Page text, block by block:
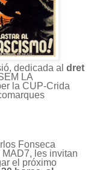
dedicada al dret
LA
la CUP-Crida
Fonseca
les invitan
el próximo